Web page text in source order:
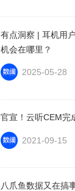
有点洞察 | 耳机用
机会在哪里？
2025-05-28
官宣！云听CEM完
2021-09-15
八爪鱼数据又在搞